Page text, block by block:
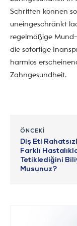
Schritten können
uneingeschränkt
regelmäßige
die sofortige
harmlos
Zahngesundheit.
ÖNCEKI
Diş Eti
Farklı
Tetiklediğini
Musunuz?